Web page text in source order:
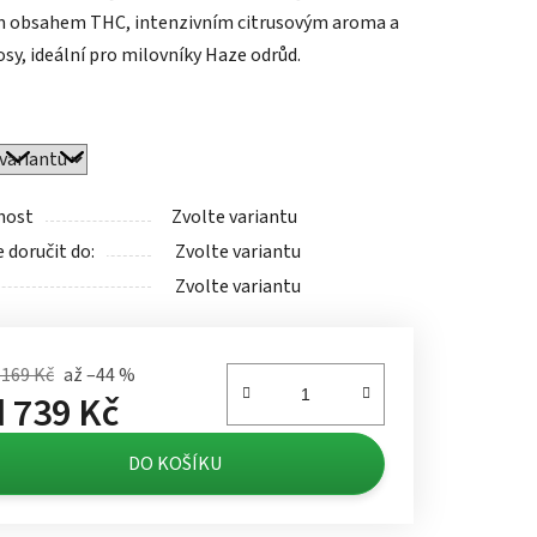
obsahem THC, intenzivním citrusovým aroma a
ideální pro milovníky Haze odrůd.
Zvolte variantu
doručit do:
Zvolte variantu
Zvolte variantu
Kč až –44 %
739 Kč
cena: DO KOŠÍKU